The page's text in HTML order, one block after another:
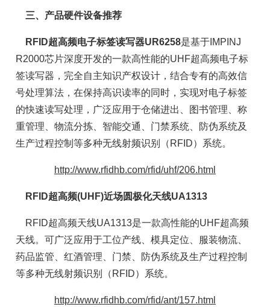
三、产品硬件设备推荐
RFID超高频电子标签读写器UR6258是基于IMPINJ
R2000芯片深度开发的一款高性能的UHF超高频电子标
签读写器，完全自主知识产权设计，结合专有的高效信
号处理算法，在保持高识读率的同时，实现对电子标签
的快速读写处理，广泛应用于仓储进出、图书管理、称
重管理、物流分拣、智能交通、门禁系统、防伪系统及
生产过程控制等多种无线射频识别（RFID）系统。
http://www.rfidhb.com/rfid/uhf/206.html
RFID超高频(UHF)近场圆极化天线UA1313
RFID超高频天线UA1313是一款高性能的UHF超高频
天线。可广泛应用于工位产线、模具定位、服装物流、
药品监管、红酒管理、门禁、防伪系统及生产过程控制
等多种无线射频识别（RFID）系统。
http://www.rfidhb.com/rfid/ant/157.html